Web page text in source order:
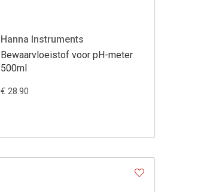
Hanna Instruments
Bewaarvloeistof voor pH-meter
500ml
€ 28.90